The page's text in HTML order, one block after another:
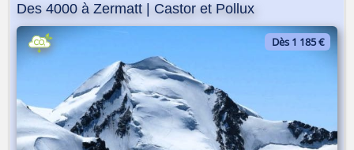
Des 4000 à Zermatt | Castor et Pollux
Dès 1 185 €